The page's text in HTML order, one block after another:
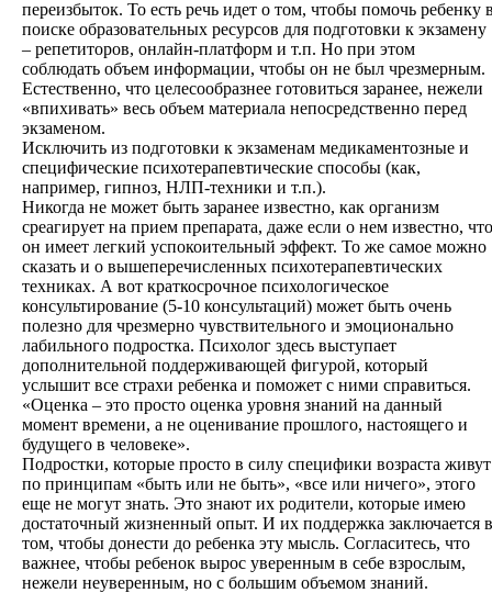
переизбыток. То есть речь идет о том, чтобы помочь ребенку
поиске образовательных ресурсов для подготовки к экзамену
– репетиторов, онлайн-платформ и т.п. Но при этом
соблюдать объем информации, чтобы он не был чрезмерным.
Естественно, что целесообразнее готовиться заранее, нежели
«впихивать» весь объем материала непосредственно перед
экзаменом.
Исключить из подготовки к экзаменам медикаментозные и
специфические психотерапевтические способы (как,
например, гипноз, НЛП-техники и т.п.).
Никогда не может быть заранее известно, как организм
среагирует на прием препарата, даже если о нем известно, что
он имеет легкий успокоительный эффект. То же самое можно
сказать и о вышеперечисленных психотерапевтических
техниках. А вот краткосрочное психологическое
консультирование (5-10 консультаций) может быть очень
полезно для чрезмерно чувствительного и эмоционально
лабильного подростка. Психолог здесь выступает
дополнительной поддерживающей фигурой, который
услышит все страхи ребенка и поможет с ними справиться.
«Оценка – это просто оценка уровня знаний на данный
момент времени, а не оценивание прошлого, настоящего и
будущего в человеке».
Подростки, которые просто в силу специфики возраста живут
по принципам «быть или не быть», «все или ничего», этого
еще не могут знать. Это знают их родители, которые имею
достаточный жизненный опыт. И их поддержка заключается в
том, чтобы донести до ребенка эту мысль. Согласитесь, что
важнее, чтобы ребенок вырос уверенным в себе взрослым,
нежели неуверенным, но с большим объемом знаний.